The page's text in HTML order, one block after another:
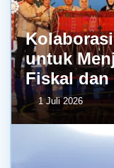
untuk
Fiskal dan
1 Juli 2026